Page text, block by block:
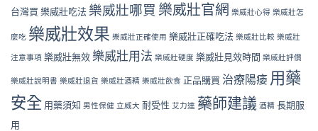
台灣買 樂威壯吃法 樂威壯哪買 樂威壯官網 樂威壯心得 樂威壯怎
麼吃 樂威壯效果 樂威壯正確使用 樂威壯正確吃法 樂威壯比較 樂威壯
注意事項 樂威壯無效樂威壯用法 樂威壯硬度 樂威壯見效時間 樂威壯評價
樂威壯說明書 樂威壯退貨 樂威壯酒精 樂威壯飲食 正品購買 治療陽痿 用藥
安全 用藥須知 男性保健 立威大 耐受性 艾力達 藥師建議 酒精 長期服
用